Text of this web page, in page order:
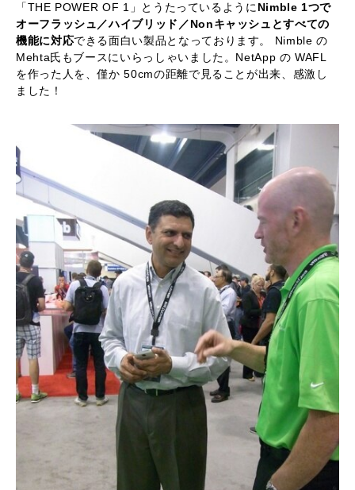
「THE POWER OF 1」とうたっているようにNimble 1つで
オーフラッシュ／ハイブリッド／Nonキャッシュとすべての
機能に対応できる面白い製品となっております。 Nimble の
Mehta氏もブースにいらっしゃいました。NetApp の WAFL
を作った人を、僅か 50cmの距離で見ることが出来、感激し
ました！